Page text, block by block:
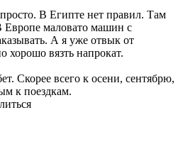
В Египте нет правил. Там
Европе маловато машин с
А я уже отвык от
вязть напрокат.
Скорее всего к осени, сентябрю,
к поездкам.